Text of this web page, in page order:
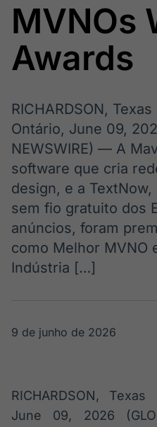
Soluções de Dados
e Conteúdos
Soluções de
Tecnologia
MVNOs
Awards
RICHARDSON, Texas
Ontário, June 09,
NEWSWIRE) — A
software que cria
design, e a
sem fio gratuito dos
anúncios, foram
como Melhor MVNO
Indústria […]
9 de junho de 2026
RICHARDSON, Texas
June 09, 2026